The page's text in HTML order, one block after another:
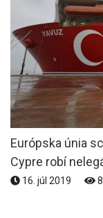
Európska únia
Cypre robí
16. júl 2019